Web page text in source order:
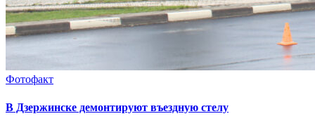
Фотофакт
В Дзержинске демонтируют въездную стелу